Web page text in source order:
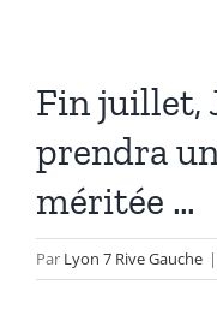
Fin juillet,
prendra
méritée …
Par Lyon 7 Rive Gauche |